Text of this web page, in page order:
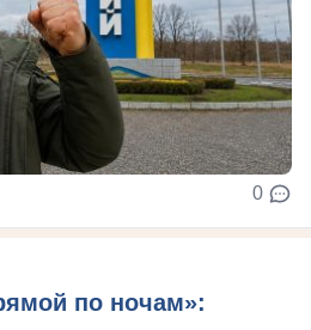
0
по ночам»: